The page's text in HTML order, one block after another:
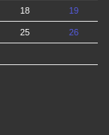
18 19
25 26